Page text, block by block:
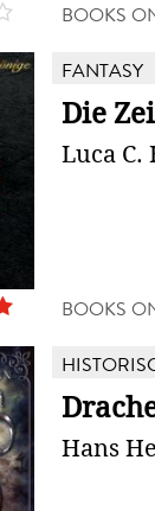
BOOKS
FANTASY
Die
Luca
BOOKS
Hans